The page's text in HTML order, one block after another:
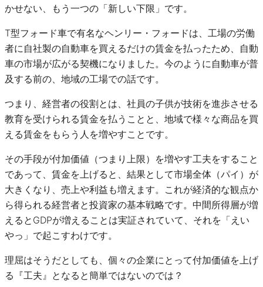
かせない、もう一つの「新しい下限」です。
T型フォード車で有名なヘンリー・フォードは、工場の労働
者に自社製の自動車を買えるだけの賃金を払ったため、自動
車の市場が広がる契機になりました。今のように自動車が普
及する前の、地域の工場での話です。
つまり、経営者の役割とは、社員の子供が技術を進歩させる
教育を受けられる賃金を払うことと、地域で様々な商品を買
える賃金をもらう人を増やすことです。
その手段が付加価値（つまり上限）を増やす工夫をすること
であって、賃金を上げると、結果として市場全体（パイ）が
大きくなり、売上や利益も増えます。これが経済的な観点か
ら得られる経営者と投資家の基本戦略です。中間所得層が増
えるとGDPが増えることは実証されていて、それを「えい
やっ」で起こすわけです。
理屈はそうだとしても、個々の企業にとって付加価値を上げ
る『工夫』となると簡単ではないのでは？